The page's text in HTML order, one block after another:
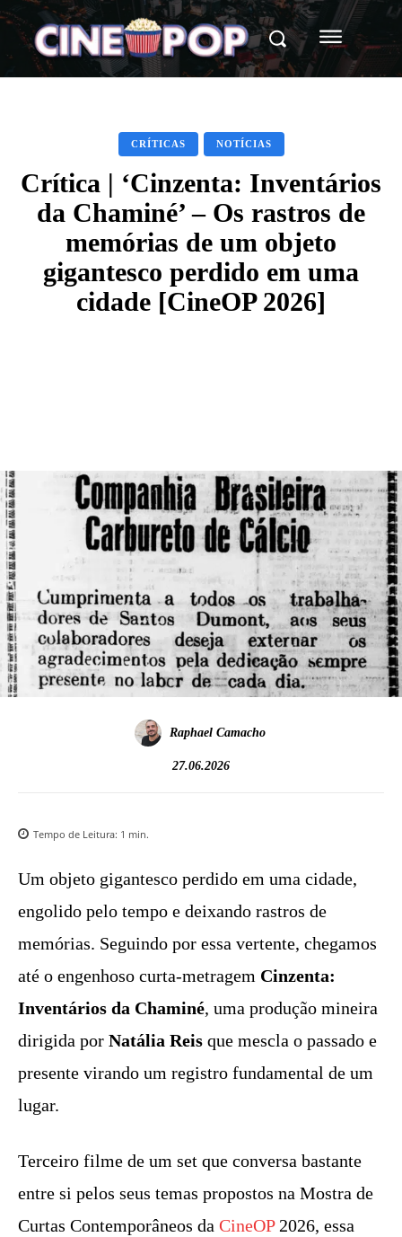
CRÍTICAS NOTÍCIAS
Crítica | ‘Cinzenta: Inventários
da Chaminé’ – Os rastros de
memórias de um objeto
gigantesco perdido em uma
cidade [CineOP 2026]
Raphael Camacho
27.06.2026
Tempo de Leitura: 1 min.
Um objeto gigantesco perdido em uma cidade,
engolido pelo tempo e deixando rastros de
memórias. Seguindo por essa vertente, chegamos
até o engenhoso curta-metragem Cinzenta:
Inventários da Chaminé, uma produção mineira
dirigida por Natália Reis que mescla o passado e
presente virando um registro fundamental de um
lugar.
Terceiro filme de um set que conversa bastante
entre si pelos seus temas propostos na Mostra de
Curtas Contemporâneos da CineOP2026, essa